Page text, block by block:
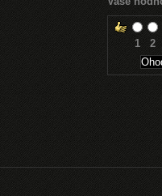
1 2